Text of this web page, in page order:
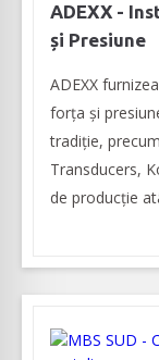
ADEXX -
și Presiune
ADEXX
forța și
tradiție,
Transducers,
de producție